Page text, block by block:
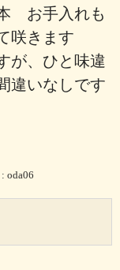
お手入れも
咲きます
が、ひと味違
違いなしです
oda06